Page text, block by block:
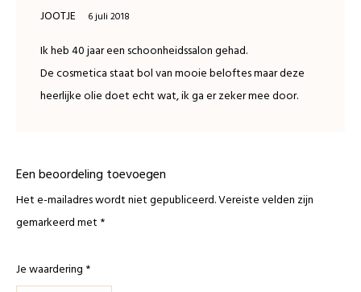
Waardering
4uit 5
JOOTJE 6 juli 2018
Ik heb 40 jaar een schoonheidssalon gehad.
De cosmetica staat bol van mooie beloftes maar deze
heerlijke olie doet echt wat, ik ga er zeker mee door.
Een beoordeling toevoegen
Het e-mailadres wordt niet gepubliceerd.Vereiste velden zijn
gemarkeerd met *
Je waardering *